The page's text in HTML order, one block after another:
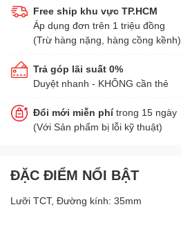
Free ship khu vực TP.HCM
Áp dụng đơn trên 1 triệu đồng
(Trừ hàng nặng, hàng cồng kềnh)
Trả góp lãi suất 0%
Duyệt nhanh - KHÔNG cần thẻ
Đổi mới miễn phítrong 15 ngày
(Với Sản phẩm bị lỗi kỹ thuật)
ĐẶC ĐIỂM NỔI BẬT
Lưỡi TCT, Đường kính: 35mm